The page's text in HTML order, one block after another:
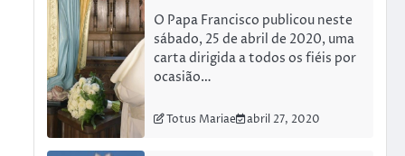
O Papa Francisco publicou neste
sábado, 25 de abril de 2020, uma
carta dirigida a todos os fiéis por
ocasião…
Totus Mariae abril 27, 2020